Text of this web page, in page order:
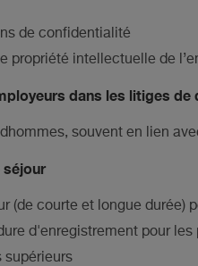
de confidentialité
propriété intellectuelle de
dans les litiges de
souvent en lien
séjour
(de courte et longue durée)
d'enregistrement pour
supérieurs